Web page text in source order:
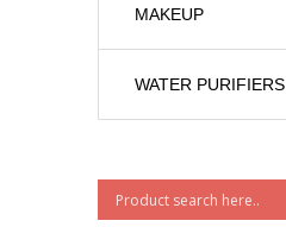
MAKEUP
WATER PURIFIERS